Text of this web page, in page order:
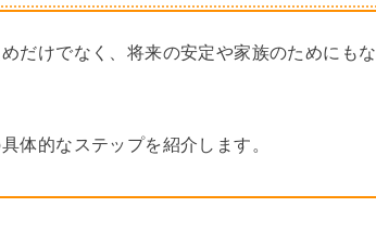
だけでなく、将来の安定や家族のためにもな
体的なステップを紹介します。